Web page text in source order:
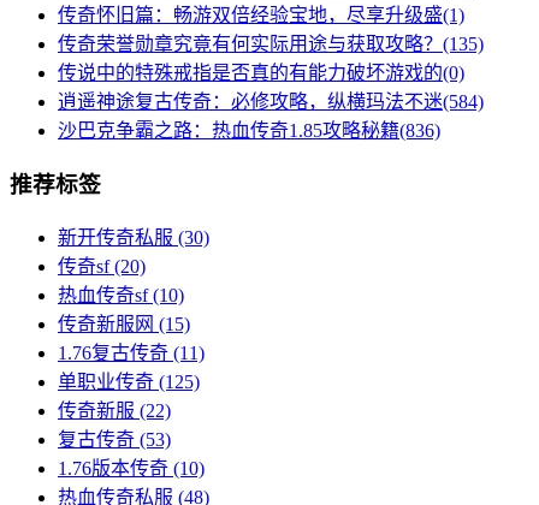
传奇怀旧篇：畅游双倍经验宝地，尽享升级盛(1)
传奇荣誉勋章究竟有何实际用途与获取攻略？(135)
传说中的特殊戒指是否真的有能力破坏游戏的(0)
逍遥神途复古传奇：必修攻略，纵横玛法不迷(584)
沙巴克争霸之路：热血传奇1.85攻略秘籍(836)
推荐标签
新开传奇私服 (30)
传奇sf(20)
热血传奇sf(10)
传奇新服网 (15)
1.76复古传奇 (11)
单职业传奇 (125)
传奇新服 (22)
复古传奇 (53)
1.76版本传奇 (10)
热血传奇私服 (48)